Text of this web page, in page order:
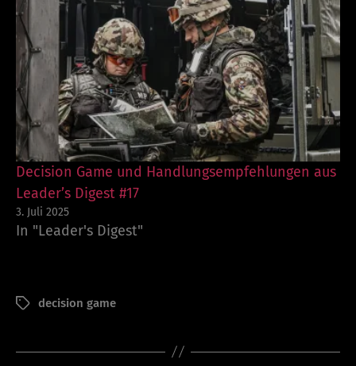
Decision Game und Handlungsempfehlungen aus
Leader’s Digest #17
3. Juli 2025
In "Leader's Digest"
Schlagwörter
decision game